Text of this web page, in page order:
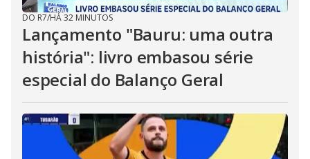
DO R7/HÁ 32 MINUTOS
Lançamento "Bauru: uma outra
história": livro embasou série
especial do Balanço Geral